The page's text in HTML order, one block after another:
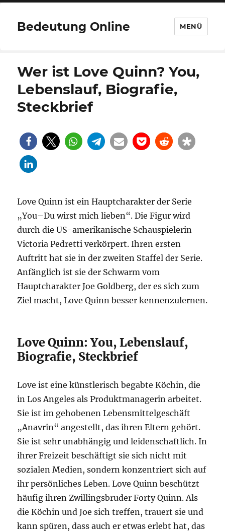
Bedeutung Online MENÜ
Wer ist Love Quinn? You,
Lebenslauf, Biografie,
Steckbrief
Love Quinn ist ein Hauptcharakter der Serie
„You–Du wirst mich lieben“. Die Figur wird
durch die US-amerikanische Schauspielerin
Victoria Pedretti verkörpert. Ihren ersten
Auftritt hat sie in der zweiten Staffel der Serie.
Anfänglich ist sie der Schwarm vom
Hauptcharakter Joe Goldberg, der es sich zum
Ziel macht, Love Quinn besser kennenzulernen.
Love Quinn: You, Lebenslauf,
Biografie, Steckbrief
Love ist eine künstlerisch begabte Köchin, die
in Los Angeles als Produktmanagerin arbeitet.
Sie ist im gehobenen Lebensmittelgeschäft
„Anavrin“ angestellt, das ihren Eltern gehört.
Sie ist sehr unabhängig und leidenschaftlich. In
ihrer Freizeit beschäftigt sie sich nicht mit
sozialen Medien, sondern konzentriert sich auf
ihr persönliches Leben. Love Quinn beschützt
häufig ihren Zwillingsbruder Forty Quinn. Als
die Köchin und Joe sich treffen, trauert sie und
kann spüren, dass auch er etwas erlebt hat, das